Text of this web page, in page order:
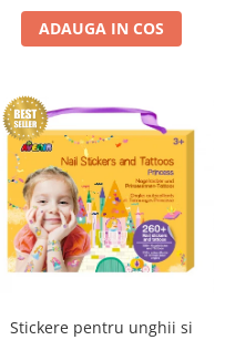
ADAUGA IN COS
Stickere pentru unghii si